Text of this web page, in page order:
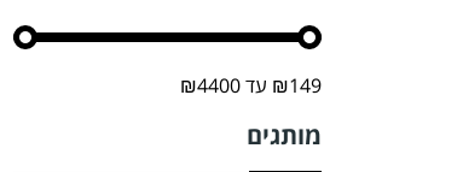
₪149 עד ₪4400
מותגים